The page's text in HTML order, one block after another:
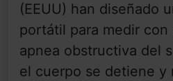
(EEUU) han diseñado
portátil para medir con
apnea obstructiva del
el cuerpo se detiene y